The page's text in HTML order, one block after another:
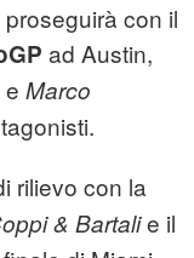
con il
ad Austin,
e Marco
rilievo con la
& Bartalie il